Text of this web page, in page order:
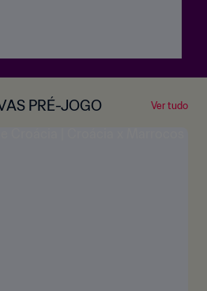
PRÉ-JOGO Ver tudo